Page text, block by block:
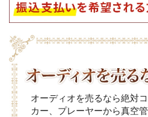
オーディオを売るなら絶対
カー、プレーヤーから真空